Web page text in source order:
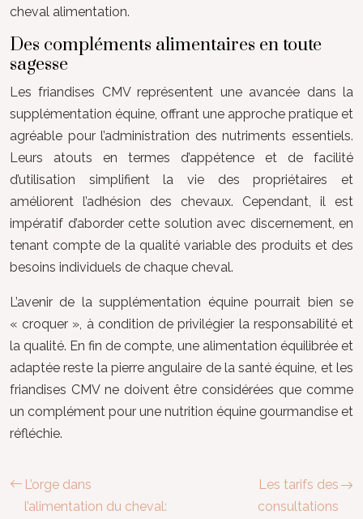
cheval alimentation.
Des compléments alimentaires en toute
sagesse
Les friandises CMV représentent une avancée dans la
supplémentation équine, offrant une approche pratique et
agréable pour l’administration des nutriments essentiels.
Leurs atouts en termes d’appétence et de facilité
d’utilisation simplifient la vie des propriétaires et
améliorent l’adhésion des chevaux. Cependant, il est
impératif d’aborder cette solution avec discernement, en
tenant compte de la qualité variable des produits et des
besoins individuels de chaque cheval.
L’avenir de la supplémentation équine pourrait bien se
« croquer », à condition de privilégier la responsabilité et
la qualité. En fin de compte, une alimentation équilibrée et
adaptée reste la pierre angulaire de la santé équine, et les
friandises CMV ne doivent être considérées que comme
un complément pour une nutrition équine gourmandise et
réfléchie.
L’orge dans
l’alimentation du cheval:
Les tarifs des
consultations